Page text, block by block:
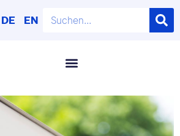
DE EN